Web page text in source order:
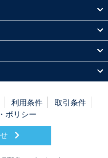
利用条件
取引条件
ポリシー